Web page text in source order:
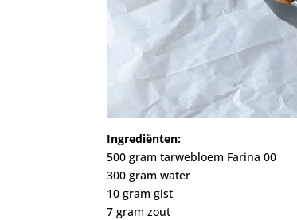
Ingrediënten:
500 gram tarwebloem Farina 00
300 gram water
10 gram gist
7 gram zout